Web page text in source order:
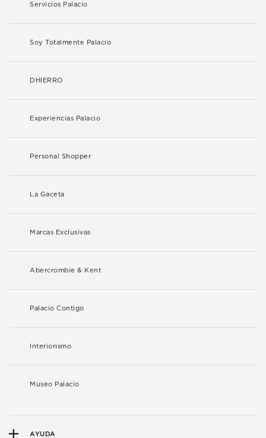
Servicios Palacio
Soy Totalmente Palacio
DHIERRO
Experiencias Palacio
Personal Shopper
La Gaceta
Marcas Exclusivas
Abercrombie & Kent
Palacio Contigo
Interiorismo
Museo Palacio
AYUDA